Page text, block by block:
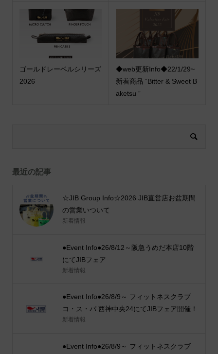
ゴールドレーベルシリーズ
2026
◆web更新Info◆22/1/29~
新着商品 “Bitter & Sweet B
aketsu ”
最近の記事
☆JIB Group Info☆2026 JIB直営店お盆期間
の営業いついて
新着情報
●Event Info●26/8/12～阪急うめだ本店10階
にてJIBフェア
新着情報
●Event Info●26/8/9～ フィットネスクラブ
コ・ス・パ 西神中央24にてJIBフェア開催！
新着情報
●Event Info●26/8/9～ フィットネスクラブ